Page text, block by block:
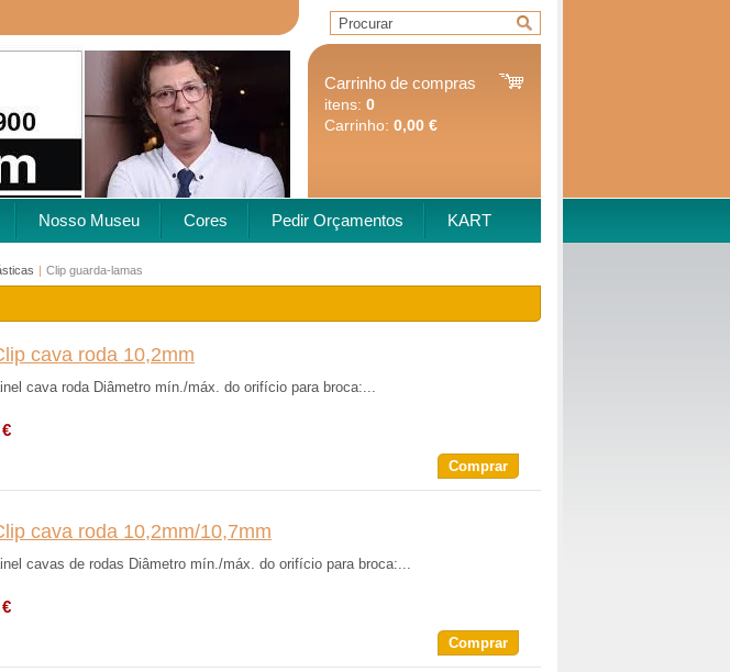
Carrinho de compras
itens: 0
Carrinho: 0,00 €
Nosso Museu Cores Pedir Orçamentos KART
| Clip guarda-lamas
cava roda 10,2mm
cava roda Diâmetro mín./máx. do orifício para broca:...
Comprar
cava roda 10,2mm/10,7mm
cavas de rodas Diâmetro mín./máx. do orifício para broca:...
Comprar